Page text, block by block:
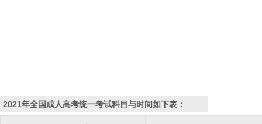
2021年全国成人高考统一考试科目与时间如下表：